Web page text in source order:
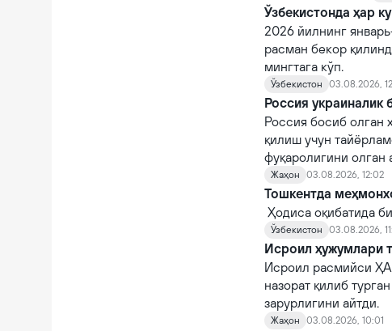
Ўзбекистонда ҳар
2026 йилнинг
расман бекор
мингтага кўп.
Ўзбекистон 03.08.2026,
Россия украиналик
Россия босиб олган
қилиш учун
фуқаролигини олган
заҳоти ҳарбий
Жаҳон 03.08.2026, 12:02
Тошкентда
Ҳодиса оқибатида
Ўзбекистон 03.08.2026,
Исроил ҳужумлари
Исроил расмийси
назорат қилиб
зарурлигини айтди.
Жаҳон 03.08.2026, 10:01